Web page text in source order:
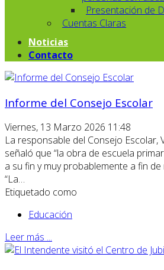
Presentación de
Cuentas Claras
Noticias
Contacto
Informe del Consejo Escolar
Viernes, 13 Marzo 2026 11:48
La responsable del Consejo Escolar,
señaló que “la obra de escuela
a su fin y muy probablemente a fin de
“La…
Etiquetado como
Educación
Leer más ...